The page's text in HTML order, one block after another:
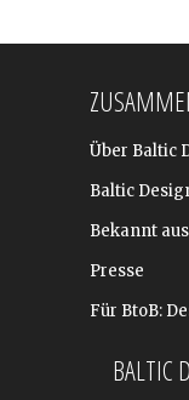
Über Baltic
Baltic
Bekannt aus
Presse
Für BtoB:
BALTIC